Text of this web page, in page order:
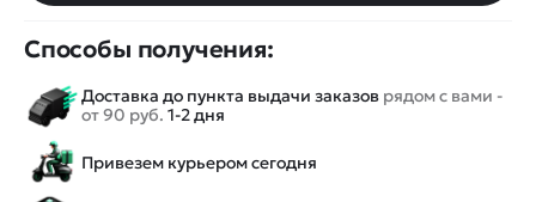
Способы получения:
Доставка до пункта выдачи заказов рядом с вами -
от 90 руб. 1-2 дня
Привезем курьером сегодня